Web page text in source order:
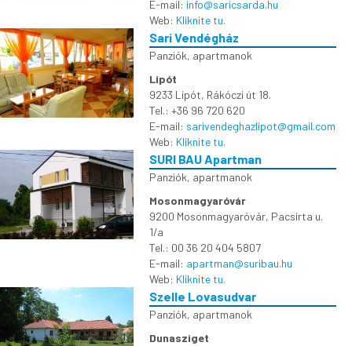
E-mail: info@saricsarda.hu
Web: Kliknite tu.
Sari Vendégház
Panziók, apartmanok
Lipót
9233 Lipót, Rákóczi út 18.
Tel.: +36 96 720 620
E-mail: sarivendeghazlipot@gmail.com
Web: Kliknite tu.
SURI BAU Apartman
Panziók, apartmanok
Mosonmagyaróvár
9200 Mosonmagyaróvár, Pacsirta u.
1/a
Tel.: 00 36 20 404 5807
E-mail: apartman@suribau.hu
Web: Kliknite tu.
Szelle Lovasudvar
Panziók, apartmanok
Dunasziget